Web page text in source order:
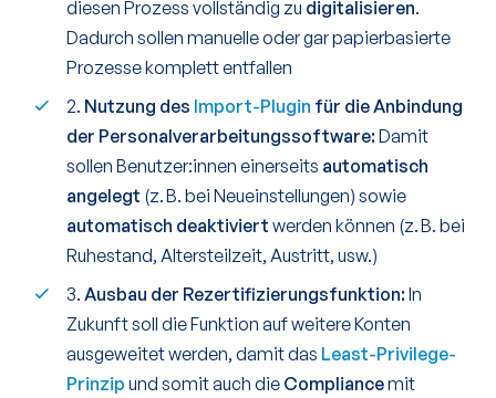
diesen Prozess vollständig zu digitalisieren.
Dadurch sollen manuelle oder gar papierbasierte
Prozesse komplett entfallen
2. Nutzung des Import-Plugin für die Anbindung
der Personalverarbeitungssoftware:Damit
sollen Benutzer:innen einerseits automatisch
angelegt (z. B. bei Neueinstellungen) sowie
automatisch deaktiviert werden können (z. B. bei
Ruhestand, Altersteilzeit, Austritt, usw.)
3. Ausbau der Rezertifizierungsfunktion:In
Zukunft soll die Funktion auf weitere Konten
ausgeweitet werden, damit das Least-Privilege-
Prinzip und somit auch die Compliancemit